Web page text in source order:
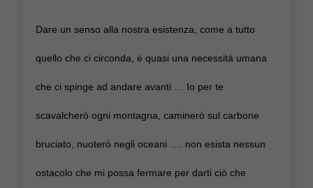
Dare un senso alla nostra esistenza, come a tutto
quello che ci circonda, è quasi una necessità umana
che ci spinge ad andare avanti … Io per te
scavalcherò ogni montagna, caminerò sul carbone
bruciato, nuoterò negli oceani …. non esista nessun
ostacolo che mi possa fermare per darti ciò che